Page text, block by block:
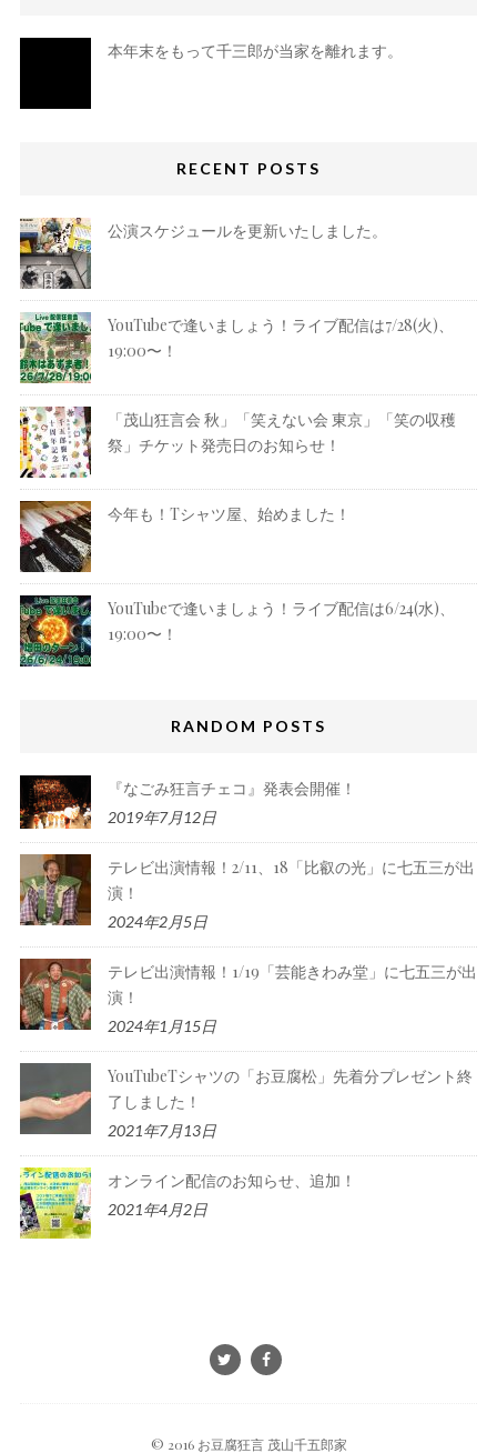
本年末をもって千三郎が当家を離れます。
RECENT POSTS
公演スケジュールを更新いたしました。
YouTubeで逢いましょう！ライブ配信は7/28(火)、
19:00〜！
「茂山狂言会 秋」「笑えない会 東京」「笑の収穫
祭」チケット発売日のお知らせ！
今年も！Tシャツ屋、始めました！
YouTubeで逢いましょう！ライブ配信は6/24(水)、
19:00〜！
RANDOM POSTS
『なごみ狂言チェコ』発表会開催！
2019年7月12日
テレビ出演情報！2/11、18「比叡の光」に七五三が出
演！
2024年2月5日
テレビ出演情報！1/19「芸能きわみ堂」に七五三が出
演！
2024年1月15日
YouTubeTシャツの「お豆腐松」先着分プレゼント終
了しました！
2021年7月13日
オンライン配信のお知らせ、追加！
2021年4月2日
© 2016 お豆腐狂言 茂山千五郎家